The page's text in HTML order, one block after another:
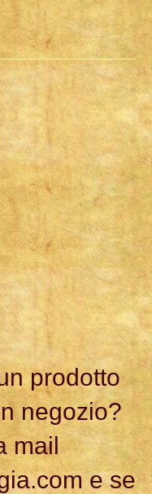
prodotto
negozio?
mail
e se